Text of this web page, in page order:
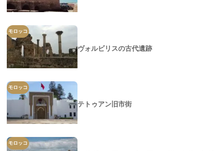
モロッコ
ヴォルビリスの古代遺跡
モロッコ
テトゥアン旧市街
モロッコ